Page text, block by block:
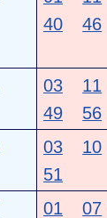
40
46
03 11
49
56
03 10
51
01 07